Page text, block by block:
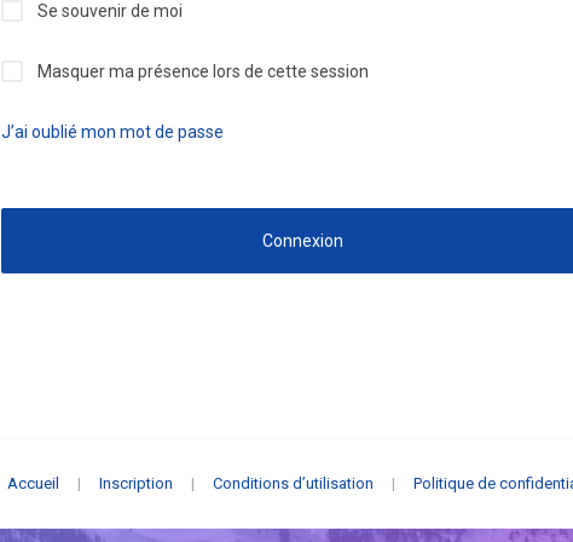
Se souvenir de moi
Masquer ma présence lors de cette session
J’ai oublié mon mot de passe
Connexion
Accueil | Inscription | Conditions d’utilisation | Politique de